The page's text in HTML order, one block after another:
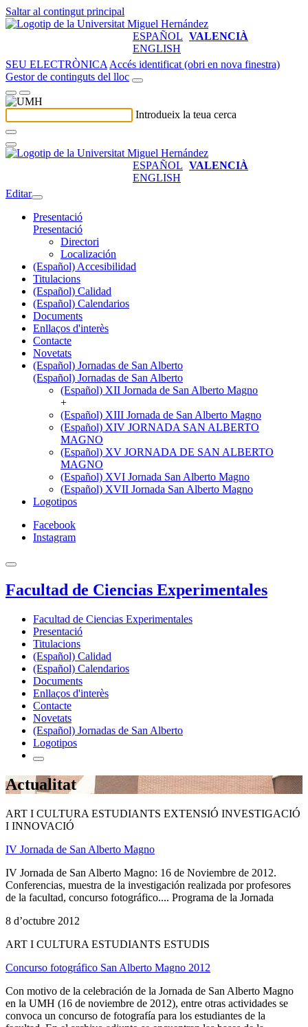
Saltar al contingut principal
ESPAÑOL VALENCIÀ
ENGLISH
SEU ELECTRÒNICA Accés identificat (obri en nova finestra)
Gestor de continguts del lloc
Introdueix la teua cerca
ESPAÑOL VALENCIÀ
ENGLISH
Editar
Presentació
Presentació
Directori
Localización
(Español) Accesibilidad
Titulacions
(Español) Calidad
(Español) Calendarios
Documents
Enllaços d'interès
Contacte
Novetats
(Español) Jornadas de San Alberto
(Español) Jornadas de San Alberto
(Español) XII Jornada de San Alberto Magno
+
(Español) XIII Jornada de San Alberto Magno
(Español) XIV JORNADA SAN ALBERTO
MAGNO
(Español) XV JORNADA DE SAN ALBERTO
MAGNO
(Español) XVI Jornada San Alberto Magno
(Español) XVII Jornada San Alberto Magno
Logotipos
Facebook
Instagram
Facultad de Ciencias Experimentales
Facultad de Ciencias Experimentales
Presentació
Titulacions
(Español) Calidad
(Español) Calendarios
Documents
Enllaços d'interès
Contacte
Novetats
(Español) Jornadas de San Alberto
Logotipos
Actualitat
ART I CULTURA ESTUDIANTS EXTENSIÓ INVESTIGACIÓ
I INNOVACIÓ
IV Jornada de San Alberto Magno
IV Jornada de San Alberto Magno: 16 de Noviembre de 2012.
Conferencias, muestra de la investigación realizada por profesores
de la facultad, concurso fotográfico.... Programa de la Jornada
8 d’octubre 2012
ART I CULTURA ESTUDIANTS ESTUDIS
Concurso fotográfico San Alberto Magno 2012
Con motivo de la celebración de la Jornada de San Alberto Magno
en la UMH (16 de noviembre de 2012), entre otras actividades se
convoca un concurso de fotografía para los estudiantes de la